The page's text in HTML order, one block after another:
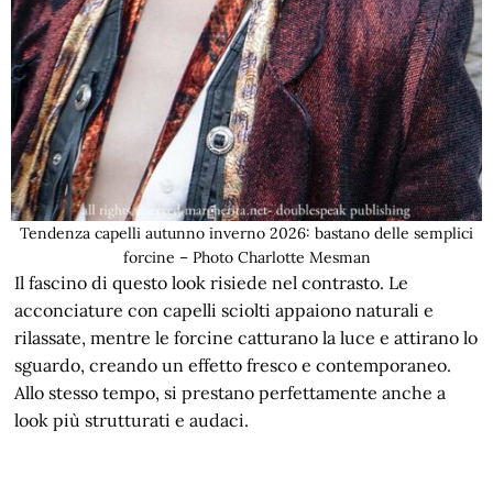
Tendenza capelli autunno inverno 2026: bastano delle semplici
forcine – Photo Charlotte Mesman
Il fascino di questo look risiede nel contrasto. Le
acconciature con capelli sciolti appaiono naturali e
rilassate, mentre le forcine catturano la luce e attirano lo
sguardo, creando un effetto fresco e contemporaneo.
Allo stesso tempo, si prestano perfettamente anche a
look più strutturati e audaci.